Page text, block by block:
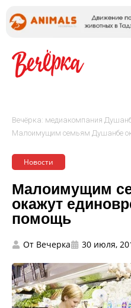
Вечёрка: медиакомпания
Малоимущим семьям Душанбе
Новости
Малоимущим
окажут
помощь
От Вечерка 30 июля,